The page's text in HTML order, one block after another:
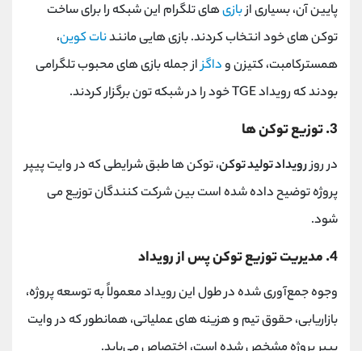
پایین آن، بسیاری ازبازیهای تلگرام این شبکه را برای ساخت
توکن های خود انتخاب کردند. بازی هایی مانندنات کوین،
همسترکامبت، کتیزن وداگزاز جمله بازی های محبوب تلگرامی
بودند که رویداد TGE خود را در شبکه تون برگزار کردند.
3. توزیع توکن ها
در روزرویداد تولید توکن، توکن ها طبق شرایطی که در وایت پیپر
پروژه توضیح داده شده است بین شرکت کنندگان توزیع می
شود.
4. مدیریت توزیع توکن پس از رویداد
وجوه جمع‌آوری ‌شده در طول این رویداد معمولاً به توسعه پروژه،
بازاریابی، حقوق تیم و هزینه ‌های عملیاتی، همانطور که در وایت